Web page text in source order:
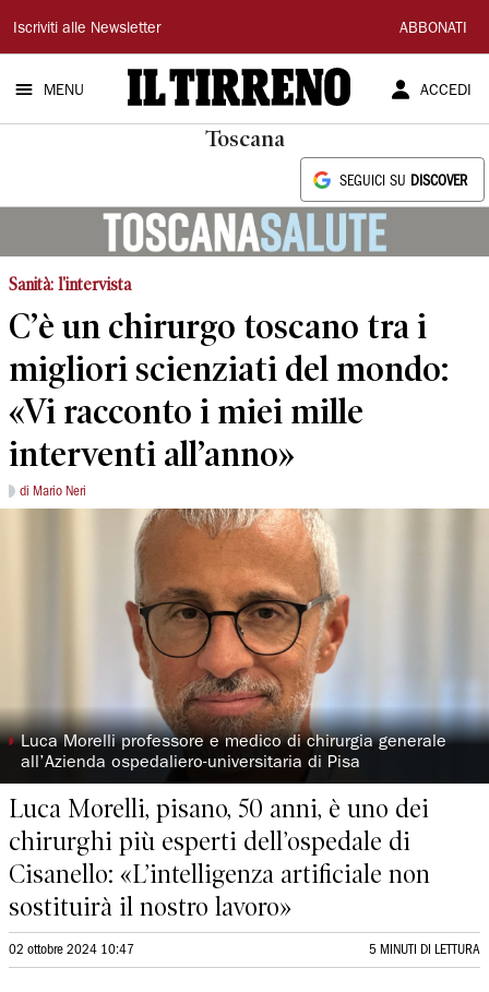
Il
Tirreno
Iscriviti alle Newsletter ABBONATI
MENU ACCEDI
Toscana
SEGUICI SU DISCOVER
Sanità: l'intervista
C’è un chirurgo toscano tra i
migliori scienziati del mondo:
«Vi racconto i miei mille
interventi all’anno»
di Mario Neri
◗Luca Morelli professore e medico di chirurgia generale
all’Azienda ospedaliero-universitaria di Pisa
Luca Morelli, pisano, 50 anni, è uno dei
chirurghi più esperti dell’ospedale di
Cisanello: «L’intelligenza artificiale non
sostituirà il nostro lavoro»
02 ottobre 2024 10:47 5 MINUTI DI LETTURA